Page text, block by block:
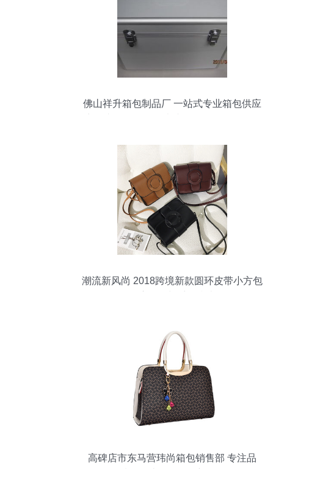
佛山祥升箱包制品厂 一站式专业箱包供应
潮流新风尚 2018跨境新款圆环皮带小方包
高碑店市东马营玮尚箱包销售部 专注品